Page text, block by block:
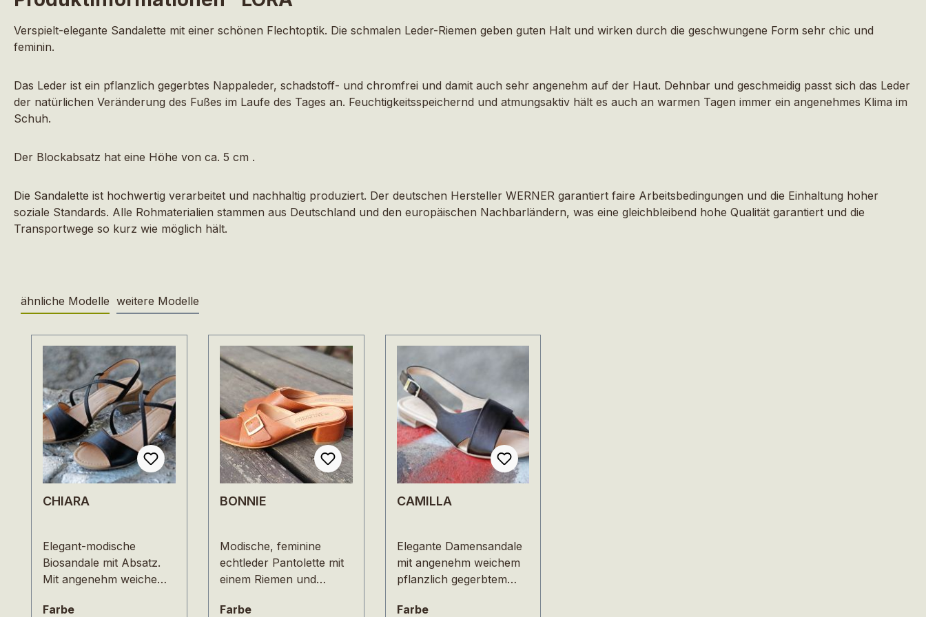
Verspielt-elegante Sandalette mit einer schönen Flechtoptik. Die schmalen Leder-Riemen geben guten Halt und wirken durch die geschwungene Form sehr chic und
feminin.
Das Leder ist ein pflanzlich gegerbtes Nappaleder, schadstoff- und chromfrei und damit auch sehr angenehm auf der Haut. Dehnbar und geschmeidig passt sich das Leder
der natürlichen Veränderung des Fußes im Laufe des Tages an. Feuchtigkeitsspeichernd und atmungsaktiv hält es auch an warmen Tagen immer ein angenehmes Klima im
Schuh.
Der Blockabsatz hat eine Höhe von ca. 5 cm .
Die Sandalette ist hochwertig verarbeitet und nachhaltig produziert. Der deutschen Hersteller WERNER garantiert faire Arbeitsbedingungen und die Einhaltung hoher
soziale Standards. Alle Rohmaterialien stammen aus Deutschland und den europäischen Nachbarländern, was eine gleichbleibend hohe Qualität garantiert und die
Transportwege so kurz wie möglich hält.
ähnliche Modelle weitere Modelle
CHIARA
Elegant-modische
Biosandale mit Absatz.
Mit angenehm weichem
Nappaleder. Der mit
Farbeauswählen
BONNIE
Modische, feminine
echtleder Pantolette mit
einem Riemen und
Modell ist zurückhaltend
Farbeauswählen
CAMILLA
Elegante Damensandale
mit angenehm weichem
pflanzlich gegerbtem
nachhaltige
Farbeauswählen